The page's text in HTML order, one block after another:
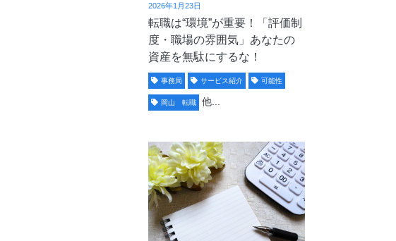
2026年1月23日
転職は“環境”が重要！「評価制
度・職場の雰囲気」あなたの
資産を無駄にするな！
事務局 サービス紹介 可能性
岡山 転職 他...